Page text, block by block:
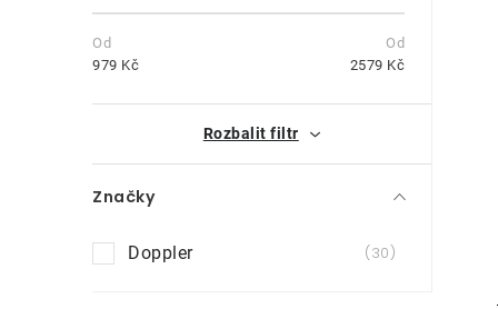
s
t
r
a
n
n
í
979 Kč 2579 Kč
Rozbalit filtr
Značky
Doppler 30